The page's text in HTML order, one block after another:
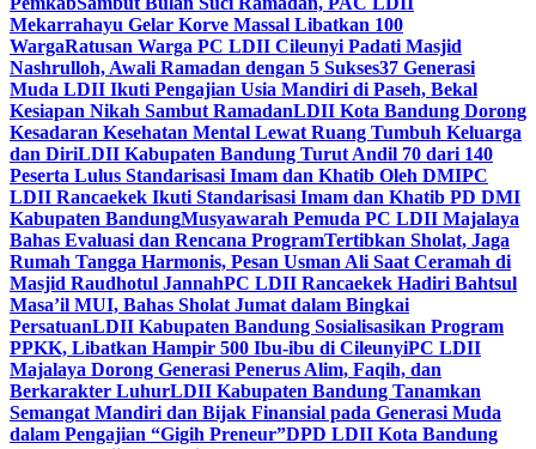
Mekarrahayu Gelar Korve Massal Libatkan 100
WargaRatusan Warga PC LDII Cileunyi Padati Masjid
Nashrulloh, Awali Ramadan dengan 5 Sukses37 Generasi
Muda LDII Ikuti Pengajian Usia Mandiri di Paseh, Bekal
Kesiapan Nikah Sambut RamadanLDII Kota Bandung Dorong
Kesadaran Kesehatan Mental Lewat Ruang Tumbuh Keluarga
dan DiriLDII Kabupaten Bandung Turut Andil 70 dari 140
Peserta Lulus Standarisasi Imam dan Khatib Oleh DMIPC
LDII Rancaekek Ikuti Standarisasi Imam dan Khatib PD DMI
Kabupaten BandungMusyawarah Pemuda PC LDII Majalaya
Bahas Evaluasi dan Rencana ProgramTertibkan Sholat, Jaga
Rumah Tangga Harmonis, Pesan Usman Ali Saat Ceramah di
Masjid Raudhotul JannahPC LDII Rancaekek Hadiri Bahtsul
Masa’il MUI, Bahas Sholat Jumat dalam Bingkai
PersatuanLDII Kabupaten Bandung Sosialisasikan Program
PPKK, Libatkan Hampir 500 Ibu-ibu di CileunyiPC LDII
Majalaya Dorong Generasi Penerus Alim, Faqih, dan
Berkarakter LuhurLDII Kabupaten Bandung Tanamkan
Semangat Mandiri dan Bijak Finansial pada Generasi Muda
dalam Pengajian “Gigih Preneur”DPD LDII Kota Bandung